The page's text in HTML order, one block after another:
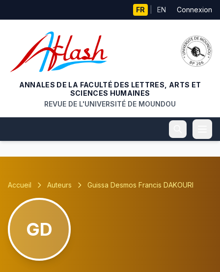
FR EN Connexion
ANNALES DE LA FACULTÉ DES LETTRES, ARTS ET
SCIENCES HUMAINES
REVUE DE L'UNIVERSITÉ DE MOUNDOU
Accueil Auteurs Guissa Desmos Francis DAKOURI
GD